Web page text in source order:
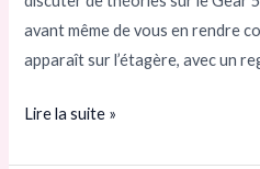
avant même de vous en rendre
apparaît sur l’étagère, avec un
tangibles
Lire la suite »